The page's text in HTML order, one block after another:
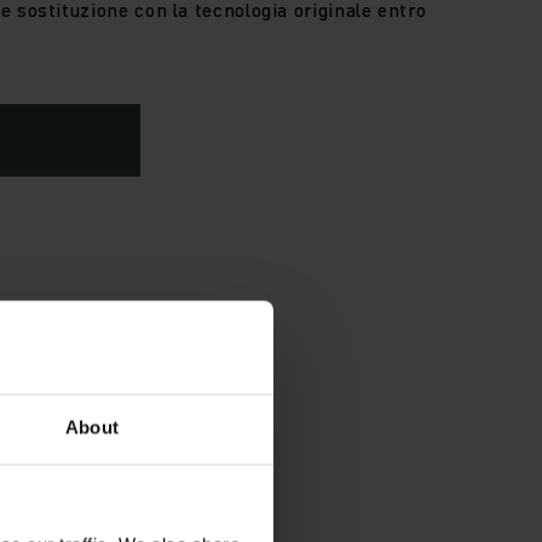
About
sostituzione con la tecnologia originale entro